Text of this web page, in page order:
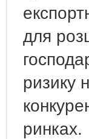
для
ризику
ринках.